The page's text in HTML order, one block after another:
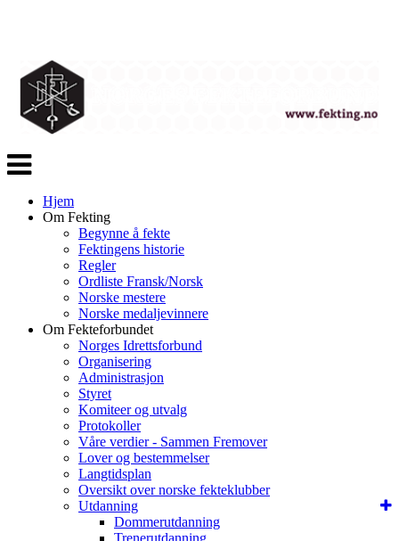
Veksle
navigasjon
Hjem
Om Fekting
Begynne å fekte
Fektingens historie
Regler
Ordliste Fransk/Norsk
Norske mestere
Norske medaljevinnere
Om Fekteforbundet
Norges Idrettsforbund
Organisering
Administrasjon
Styret
Komiteer og utvalg
Protokoller
Våre verdier - Sammen Fremover
Lover og bestemmelser
Langtidsplan
Oversikt over norske fekteklubber
Utdanning
Dommerutdanning
Trenerutdanning